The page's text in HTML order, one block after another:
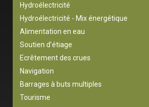
Hydroélectricité
Hydroélectricité - Mix énergétique
Alimentation en eau
Soutien d’étiage
Ecrêtement des crues
Navigation
Barrages à buts multiples
Tourisme